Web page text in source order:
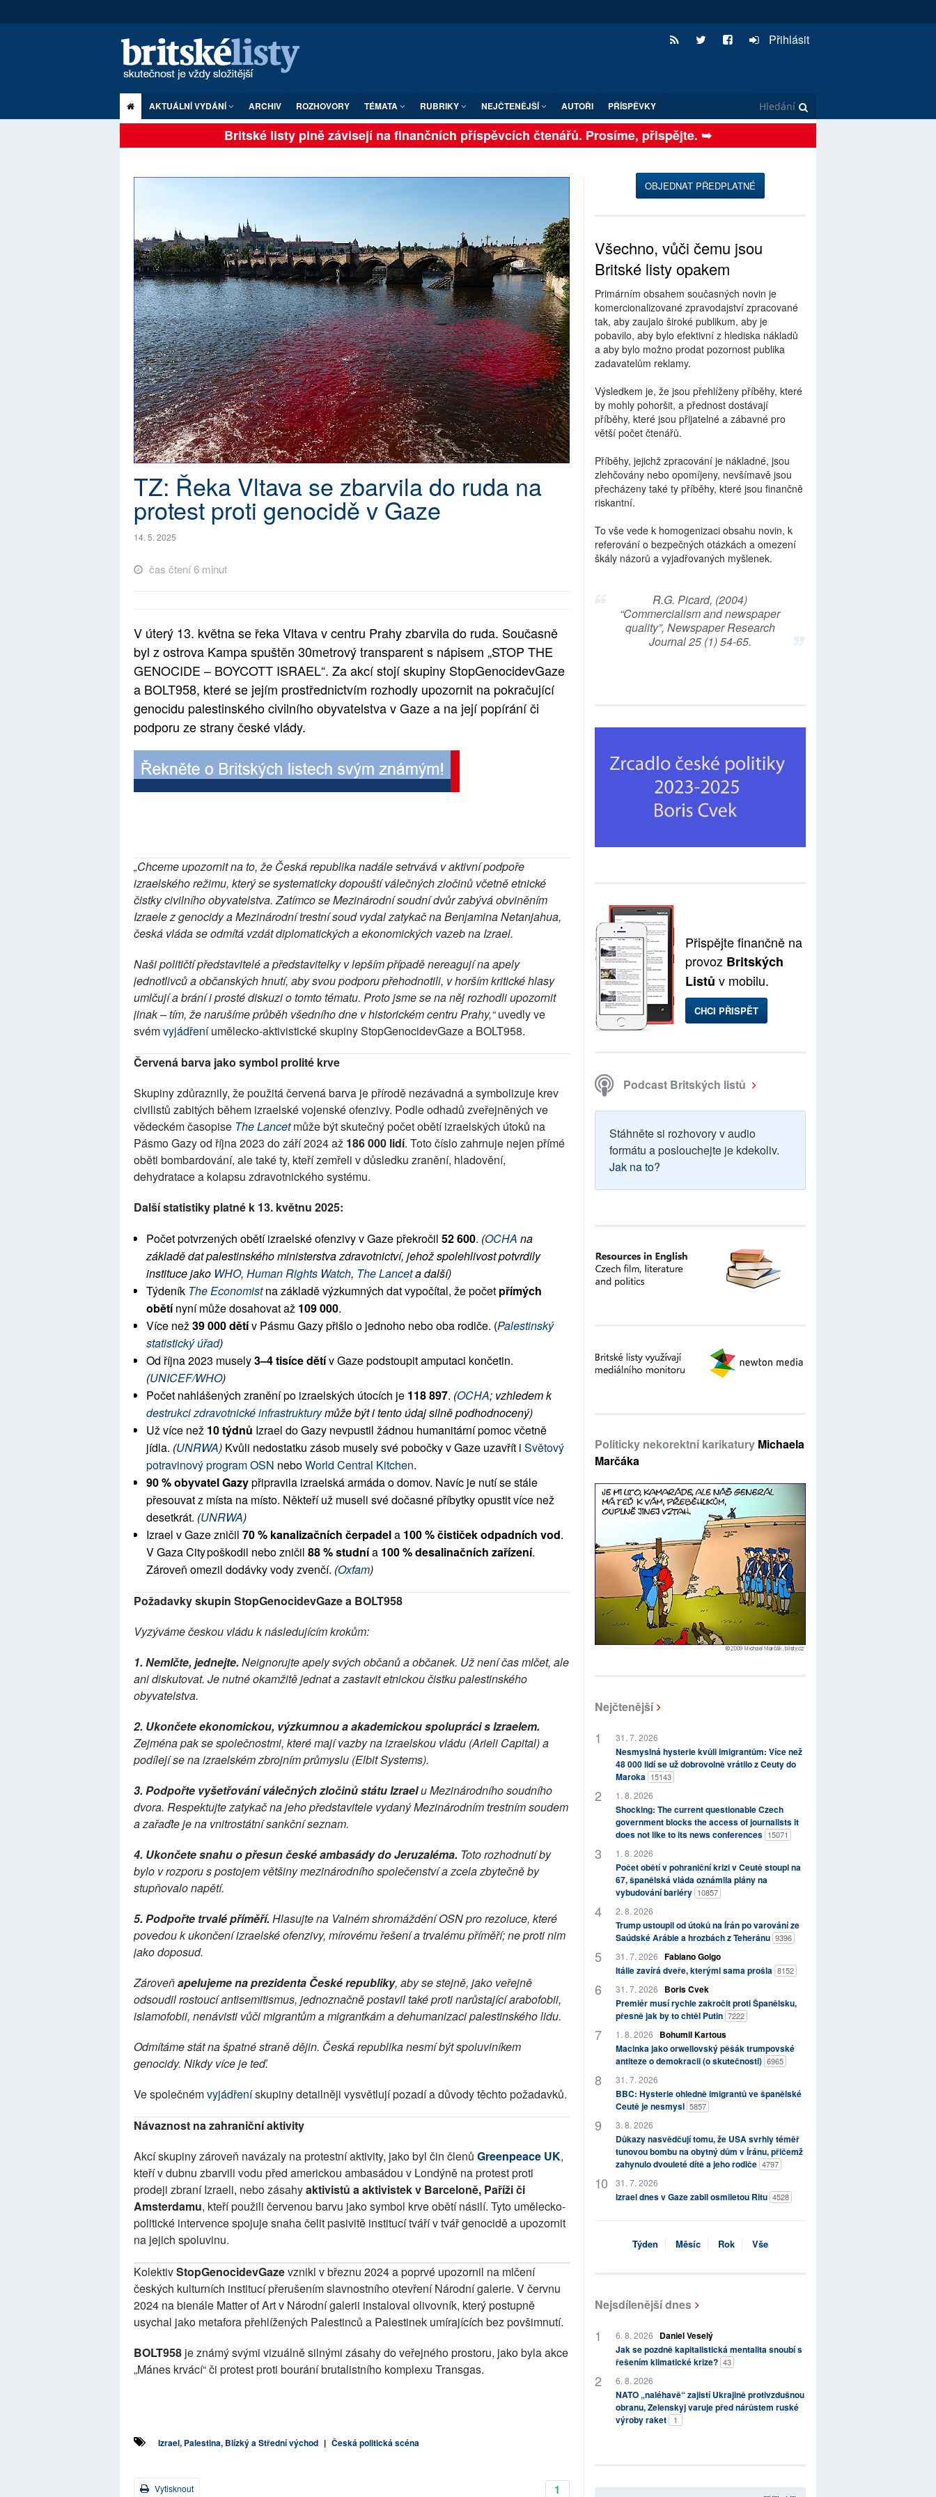
Přihlásit
AKTUÁLNÍ VYDÁNÍ ARCHIV ROZHOVORY TÉMATA RUBRIKY NEJČTENĚJŠÍ AUTOŘI PŘÍSPĚVKY
Britské listy plně závisejí na finančních příspěvcích čtenářů. Prosíme, přispějte. ➥
TZ: Řeka Vltava se zbarvila do ruda na
protest proti genocidě v Gaze
14. 5. 2025
čas čtení 6 minut
V úterý 13. května se řeka Vltava v centru Prahy zbarvila do ruda. Současně
byl z ostrova Kampa spuštěn 30metrový transparent s nápisem „STOP THE
GENOCIDE – BOYCOTT ISRAEL“. Za akcí stojí skupiny StopGenocidevGaze
a BOLT958, které se jejím prostřednictvím rozhodly upozornit na pokračující
genocidu palestinského civilního obyvatelstva v Gaze a na její popírání či
podporu ze strany české vlády.​
„Chceme upozornit na to, že Česká republika nadále setrvává v aktivní podpoře
izraelského režimu, který se systematicky dopouští válečných zločinů včetně etnické
čistky civilního obyvatelstva. Zatímco se Mezinárodní soudní dvůr zabývá obviněním
Izraele z genocidy a Mezinárodní trestní soud vydal zatykač na Benjamina Netanjahua,
česká vláda se odmítá vzdát diplomatických a ekonomických vazeb na Izrael.
Naši političtí představitelé a představitelky v lepším případě nereagují na apely
jednotlivců a občanských hnutí, aby svou podporu přehodnotili, v horším kritické hlasy
umlčují a brání i prosté diskuzi o tomto tématu. Proto jsme se na něj rozhodli upozornit
jinak – tím, že narušíme průběh všedního dne v historickém centru Prahy,“ uvedly ve
svém vyjádření umělecko-aktivistické skupiny StopGenocidevGaze a BOLT958.
Červená barva jako symbol prolité krve
Skupiny zdůraznily, že použitá červená barva je přírodě nezávadná a symbolizuje krev
civilistů zabitých během izraelské vojenské ofenzivy. Podle odhadů zveřejněných ve
vědeckém časopise The Lancet může být skutečný počet obětí izraelských útoků na
Pásmo Gazy od října 2023 do září 2024 až 186 000 lidí. Toto číslo zahrnuje nejen přímé
oběti bombardování, ale také ty, kteří zemřeli v důsledku zranění, hladovění,
dehydratace a kolapsu zdravotnického systému.
Další statistiky platné k 13. květnu 2025:
Počet potvrzených obětí izraelské ofenzivy v Gaze překročil 52 600. (OCHA na
základě dat palestinského ministerstva zdravotnictví, jehož spolehlivost potvrdily
instituce jako WHO, Human Rights Watch, The Lancet a další)
Týdeník The Economist na základě výzkumných dat vypočítal, že počet přímých
obětí nyní může dosahovat až 109 000.
Více než 39 000dětí v Pásmu Gazy přišlo o jednoho nebo oba rodiče. (Palestinský
statistický úřad)
Od října 2023 musely 3–4 tisíce dětí
(UNICEF/WHO)
Počet nahlášených zranění po izraelských útocích je 118 897. (OCHA
; vzhledem k
destrukci zdravotnické infrastruktury může být i tento údaj silně podhodnocený)
Už více než 10 týdnů Izrael do Gazy nevpustil žádnou humanitární pomoc včetně
jídla. (UNRWA) Kvůli nedostatku zásob musely své pobočky v Gaze uzavřít i Světový
potravinový program OSN nebo World Central Kitchen.
90 % obyvatel Gazy připravila izraelská armáda o domov. Navíc je nutí se stále
přesouvat z místa na místo. Někteří už museli své dočasné příbytky opustit více než
desetkrát. (UNRWA)
Izrael v Gaze zničil 70 % kanalizačních čerpadel a 100 %čističek odpadních vod.
V Gaza City poškodil nebo zničil 88 % studní a 100 %desalinačních zařízení.
Zároveň omezil dodávky vody zvenčí. (Oxfam)
Požadavky skupin StopGenocidevGaze a BOLT958
Vyzýváme českou vládu k následujícím krokům:
1. Nemlčte, jednejte. Neignorujte apely svých občanů a občanek. Už není čas mlčet, ale
ani diskutovat. Je nutné okamžitě jednat a zastavit etnickou čistku palestinského
obyvatelstva.
2. Ukončete ekonomickou, výzkumnou a akademickou spolupráci s Izraelem.
Zejména pak se společnostmi, které mají vazby na izraelskou vládu (Arieli Capital) a
podílejí se na izraelském zbrojním průmyslu (Elbit Systems).
3. Podpořte vyšetřování válečných zločinů státu Izrael u Mezinárodního soudního
dvora. Respektujte zatykač na jeho představitele vydaný Mezinárodním trestním soudem
a zařaďte je na vnitrostátní sankční seznam.
4. Ukončete snahu o přesun české ambasády do Jeruzaléma. Toto rozhodnutí by
bylo v rozporu s postojem většiny mezinárodního společenství a zcela zbytečně by
stupňovalo napětí.
5. Podpořte trvalé příměří. Hlasujte na Valném shromáždění OSN pro rezoluce, které
povedou k ukončení izraelské ofenzivy, mírovému řešení a trvalému příměří; ne proti nim
jako doposud.
Zároveň apelujeme na prezidenta České republiky, aby se stejně, jako veřejně
odsoudil rostoucí antisemitismus, jednoznačně postavil také proti narůstající arabofobii,
islamofobii, nenávisti vůči migrantům a migrantkám a dehumanizaci palestinského lidu.
Odmítáme stát na špatné straně dějin. Česká republika nesmí být spoluviníkem
genocidy. Nikdy více je teď.
Ve společném vyjádření skupiny detailněji vysvětlují pozadí a důvody těchto požadavků.
Návaznost na zahraniční aktivity
Akcí skupiny zároveň navázaly na protestní aktivity, jako byl čin členů Greenpeace UK,
kteří v dubnu zbarvili vodu před americkou ambasádou v Londýně na protest proti
prodeji zbraní Izraeli, nebo zásahy aktivistů a aktivistek v Barceloně, Paříži či
Amsterdamu, kteří použili červenou barvu jako symbol krve obětí násilí. Tyto umělecko-
politické intervence spojuje snaha čelit pasivitě institucí tváří v tvář genocidě a upozornit
na jejich spoluvinu.
Kolektiv StopGenocidevGaze vznikl v březnu 2024 a poprvé upozornil na mlčení
českých kulturních institucí přerušením slavnostního otevření Národní galerie. V červnu
2024 na bienále Matter of Art v Národní galerii instaloval olivovník, který postupně
usychal jako metafora přehlížených Palestinců a Palestinek umírajících bez povšimnutí.​
BOLT958 je známý svými vizuálně silnými zásahy do veřejného prostoru, jako byla akce
„Mánes krvácí“ či protest proti bourání brutalistního komplexu Transgas.​
Izrael, Palestina, Blízký a Střední východ | Česká politická scéna
1
Vytisknout
OBJEDNAT PŘEDPLATNÉ
Všechno, vůči čemu jsou
Britské listy opakem
Primárním obsahem současných novin je
komercionalizované zpravodajství zpracované
tak, aby zaujalo široké publikum, aby je
pobavilo, aby bylo efektivní z hlediska nákladů
a aby bylo možno prodat pozornost publika
zadavatelům reklamy.
Výsledkem je, že jsou přehlíženy příběhy, které
by mohly pohoršit, a přednost dostávají
příběhy, které jsou přijatelné a zábavné pro
větší počet čtenářů.
Příběhy, jejichž zpracování je nákladné, jsou
zlehčovány nebo opomíjeny, nevšímavě jsou
přecházeny také ty příběhy, které jsou finančně
riskantní.
To vše vede k homogenizaci obsahu novin, k
referování o bezpečných otázkách a omezení
škály názorů a vyjadřovaných myšlenek.
R.G. Picard, (2004)
“Commercialism and newspaper
quality”, Newspaper Research
Journal 25 (1) 54-65.
Přispějte finančně na
provoz Britských
Listů v mobilu.
CHCI PŘISPĚT
Podcast Britských listů
Stáhněte si rozhovory v audio
formátu a poslouchejte je kdekoliv.
Jak na to?
Politicky nekorektní karikatury Michaela
Marčáka
Nejčtenější
31. 7. 2026
Nesmyslná hysterie kvůli imigrantům: Více než
48 000 lidí se už dobrovolně vrátilo z Ceuty do
Maroka 15143
1. 8. 2026
Shocking: The current questionable Czech
government blocks the access of journalists it
does not like to its news conferences 15071
1. 8. 2026
Počet obětí v pohraniční krizi v Ceutě stoupl na
67, španělská vláda oznámila plány na
vybudování bariéry 10857
2. 8. 2026
Trump ustoupil od útoků na Írán po varování ze
Saúdské Arábie a hrozbách z Teheránu 9396
31. 7. 2026 Fabiano Golgo
Itálie zavírá dveře, kterými sama prošla 8152
31. 7. 2026
Boris Cvek
Premiér musí rychle zakročit proti Španělsku,
přesně jak by to chtěl Putin 7222
1. 8. 2026
Bohumil Kartous
Macinka jako orwellovský pěšák trumpovské
antiteze o demokracii (o skutečnosti) 6965
31. 7. 2026
BBC: Hysterie ohledně imigrantů ve španělské
Ceutě je nesmysl 5857
3. 8. 2026
Důkazy nasvědčují tomu, že USA svrhly téměř
tunovou bombu na obytný dům v Íránu, přičemž
zahynulo dvouleté dítě a jeho rodiče 4797
31. 7. 2026
Izrael dnes v Gaze zabil osmiletou Ritu 4528
Týden Měsíc Rok Vše
Nejsdílenější dnes
6. 8. 2026
Daniel Veselý
Jak se pozdně kapitalistická mentalita snoubí s
řešením klimatické krize? 43
6. 8. 2026
NATO „naléhavě“ zajistí Ukrajině protivzdušnou
obranu, Zelenskyj varuje před nárůstem ruské
výroby raket
1